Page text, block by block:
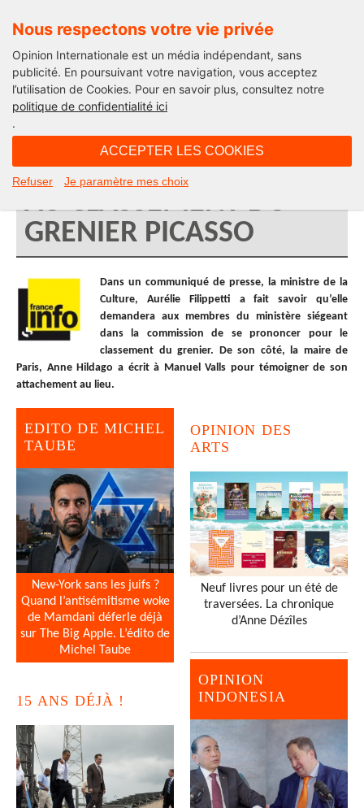
Nous respectons votre vie privée
Opinion Internationale est un média indépendant, sans
publicité. En poursuivant votre navigation, vous acceptez
l’utilisation de Cookies. Pour en savoir plus, consultez notre
politique de confidentialité ici
.
ACCEPTER LES COOKIES
Refuser Je paramètre mes choix
FRANCE INFO – 7 MAI
2014 – AURÉLIE
FILIPPETTI FAVORABLE
AU CLASSEMENT DU
GRENIER PICASSO
Dans un communiqué de presse, la ministre de la
Culture, Aurélie Filippetti a fait savoir qu’elle
demandera aux membres du ministère siégeant
dans la commission de se prononcer pour le
classement du grenier. De son côté, la maire de
Paris, Anne Hildago a écrit à Manuel Valls pour témoigner de son
attachement au lieu.
EDITO DE MICHEL
TAUBE
New-York sans les juifs ?
Quand l’antisémitisme woke
de Mamdani déferle déjà
sur The Big Apple. L’édito de
Michel Taube
15 ANS DÉJÀ !
OPINION DES
ARTS
Neuf livres pour un été de
traversées. La chronique
d’Anne Dézîles
OPINION
INDONESIA